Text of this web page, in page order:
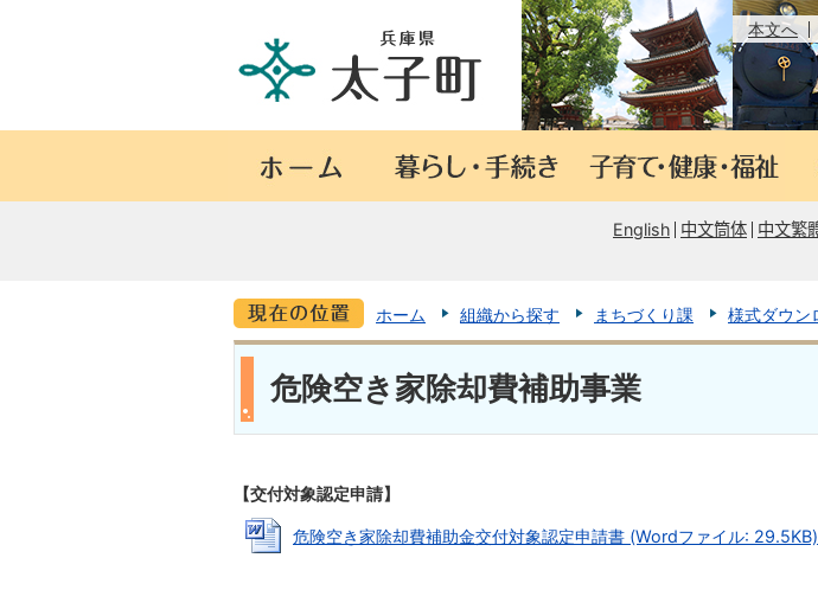
本文へ
English 中文筒体 中文繁
ホーム 組織から探す まちづくり課 様式ダウン
危険空き家除却費補助事業
【交付対象認定申請】
危険空き家除却費補助金交付対象認定申請書 (Wordファイル: 29.5KB)